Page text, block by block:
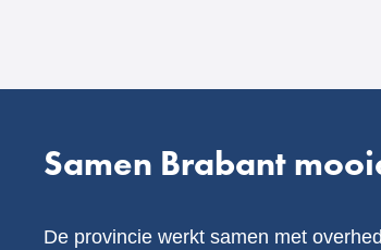
Samen Brabant
De provincie werkt samen met